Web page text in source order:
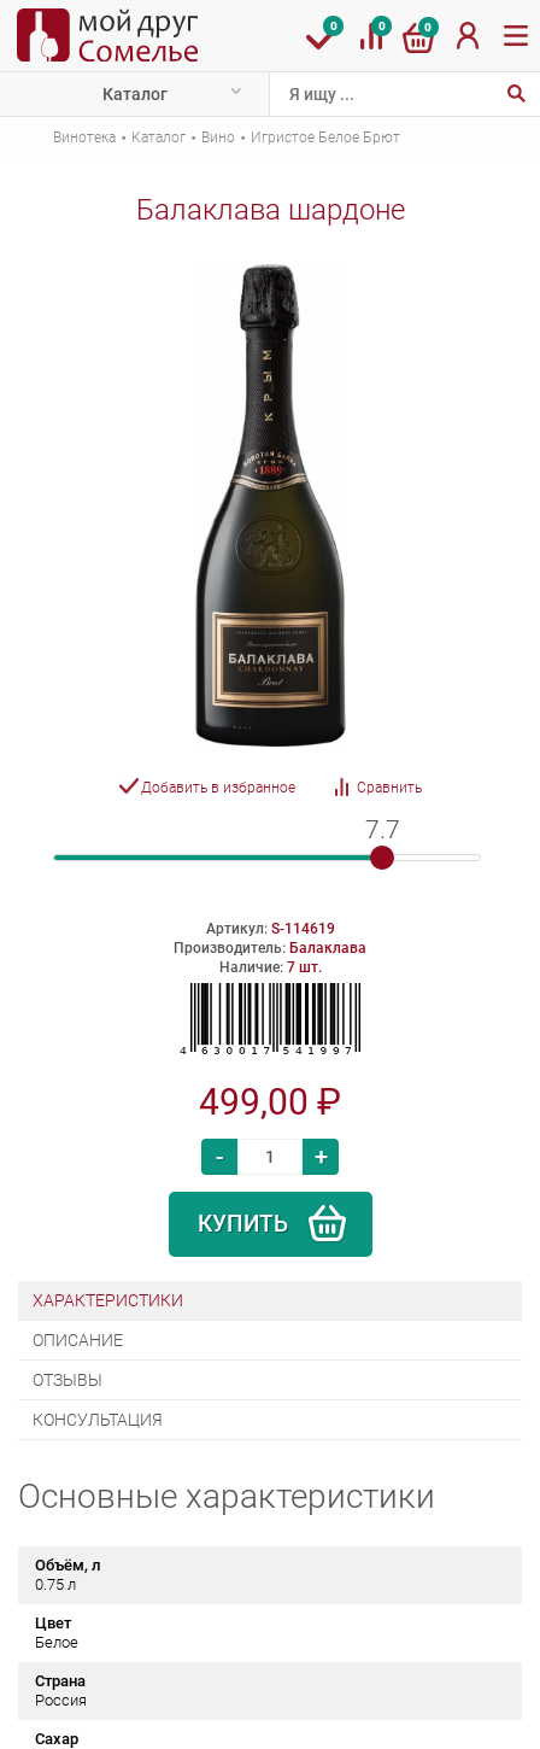
0 0 0
Каталог
Винотека · Каталог · Вино · Игристое Белое Брют
Балаклава шардоне
Добавить в избранное Сравнить
7.7
7.7
Артикул: S-114619
Производитель: Балаклава
Наличие: 7 шт.
499,00 ₽
- +
КУПИТЬ
ХАРАКТЕРИСТИКИ
ОПИСАНИЕ
ОТЗЫВЫ
КОНСУЛЬТАЦИЯ
Основные характеристики
Объём, л
0.75 л
Цвет
Белое
Страна
Россия
Сахар